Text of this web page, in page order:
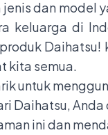
dan model
keluarga di
Daihatsu!
kita semua.
untuk
Daihatsu,
inidan